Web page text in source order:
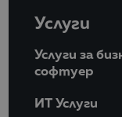
Услуги
Услуги за
софтуер
ИТ Услуги